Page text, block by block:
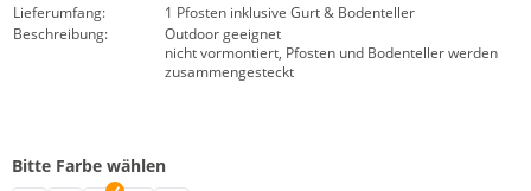
Lieferumfang:
1 Pfosten inklusive Gurt & Bodenteller
Beschreibung:
Outdoor geeignet
nicht vormontiert, Pfosten und Bodenteller werden
zusammengesteckt
Bitte Farbe wählen